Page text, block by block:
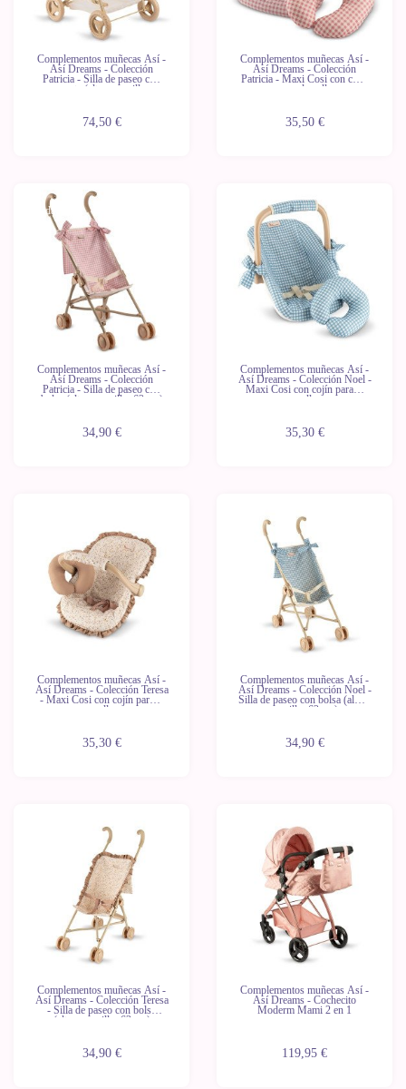
Complementos muñecas Así -
Así Dreams - Colección
Patricia - Silla de paseo con
capota (altura manillar
74,50 €
Complementos muñecas Así -
Así Dreams - Colección
Patricia - Maxi Cosi con cojín
para el cuello
35,50 €
Novedad
Complementos muñecas Así -
Así Dreams - Colección
Patricia - Silla de paseo con
bolsa (altura manillar 62 cm)
34,90 €
Complementos muñecas Así -
Así Dreams - Colección Noel -
Maxi Cosi con cojín para el
cuello
35,30 €
Complementos muñecas Así -
Así Dreams - Colección Teresa
- Maxi Cosi con cojín para el
cuello
35,30 €
Complementos muñecas Así -
Así Dreams - Colección Noel -
Silla de paseo con bolsa (altura
manillar 62 cm)
34,90 €
Complementos muñecas Así -
Así Dreams - Colección Teresa
- Silla de paseo con bolsa
(altura manillar 62 cm)
34,90 €
Complementos muñecas Así -
Así Dreams - Cochecito
Moderm Mami 2 en 1
119,95 €